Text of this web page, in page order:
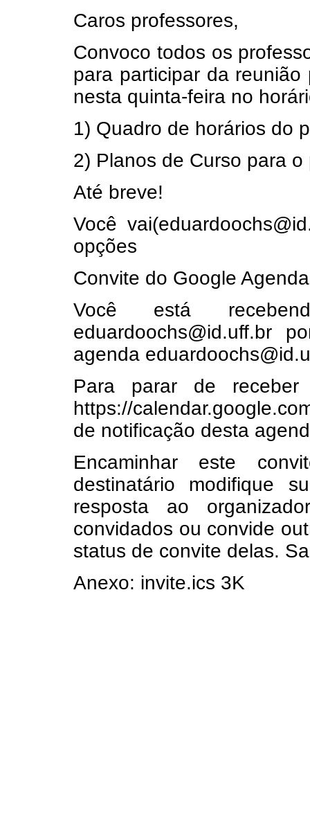
Caros professores,
Convoco todos os
para participar da
nesta quinta-feira no
1) Quadro de horários do
2) Planos de Curso para
Até breve!
Você
opções
Convite do Google Agenda
Você está
eduardoochs@id.uff.br
agenda
Para parar de
https://
de notificação desta
Encaminhar este
destinatário modifique
resposta ao
convidados ou convide
status de convite delas.
Anexo: invite.ics 3K